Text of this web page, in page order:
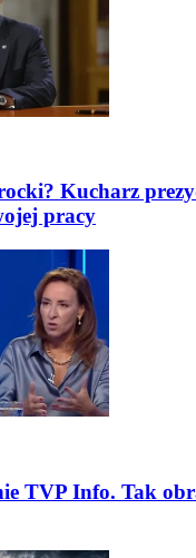
Kucharz
pracy
TVP Info. Tak